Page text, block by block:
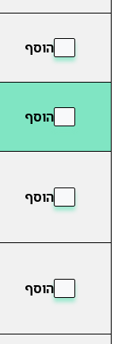
הוסף
הוסף
הוסף
הוסף